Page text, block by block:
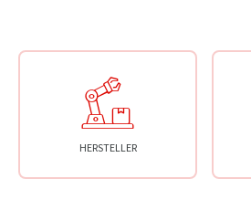
HERSTELLER